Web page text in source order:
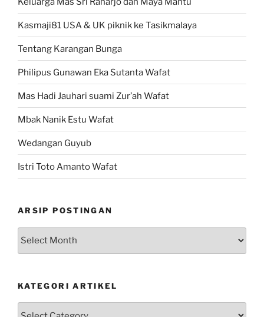
Kasmaji81 USA & UK piknik ke Tasikmalaya
Tentang Karangan Bunga
Philipus Gunawan Eka Sutanta Wafat
Mas Hadi Jauhari suami Zur’ah Wafat
Mbak Nanik Estu Wafat
Wedangan Guyub
Istri Toto Amanto Wafat
ARSIP POSTINGAN
Arsip
KATEGORI ARTIKEL